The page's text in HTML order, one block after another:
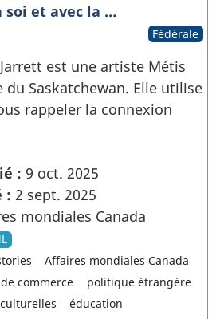
et avec la …
Fédérale
est une artiste Métis
Saskatchewan. Elle utilise
rappeler la connexion
: 9 oct. 2025
: 2 sept. 2025
mondiales Canada
Affaires mondiales Canada
de commerce
politique étrangère
éducation